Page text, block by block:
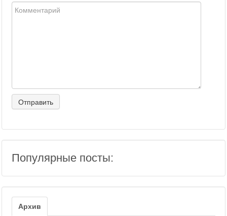
Популярные посты:
Архив